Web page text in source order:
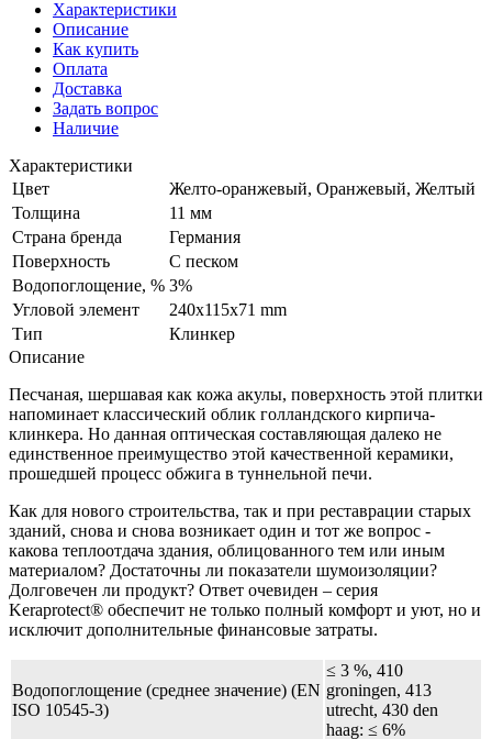
Характеристики
Описание
Как купить
Оплата
Доставка
Задать вопрос
Наличие
Характеристики
Цвет
Желто-оранжевый, Оранжевый, Желтый
Толщина
11 мм
Страна бренда
Германия
Поверхность
С песком
Водопоглощение, % 3%
Угловой элемент
240х115х71 mm
Тип
Клинкер
Описание
Песчаная, шершавая как кожа акулы, поверхность этой плитки
напоминает классический облик голландского кирпича-
клинкера. Но данная оптическая составляющая далеко не
единственное преимущество этой качественной керамики,
прошедшей процесс обжига в туннельной печи.
Как для нового строительства, так и при реставрации старых
зданий, снова и снова возникает один и тот же вопрос -
какова теплоотдача здания, облицованного тем или иным
материалом? Достаточны ли показатели шумоизоляции?
Долговечен ли продукт? Ответ очевиден – серия
Keraprotect® обеспечит не только полный комфорт и уют, но и
исключит дополнительные финансовые затраты.
Водопоглощение (среднее значение) (EN
ISO 10545-3)
≤ 3 %, 410
groningen, 413
utrecht, 430 den
haag: ≤ 6%